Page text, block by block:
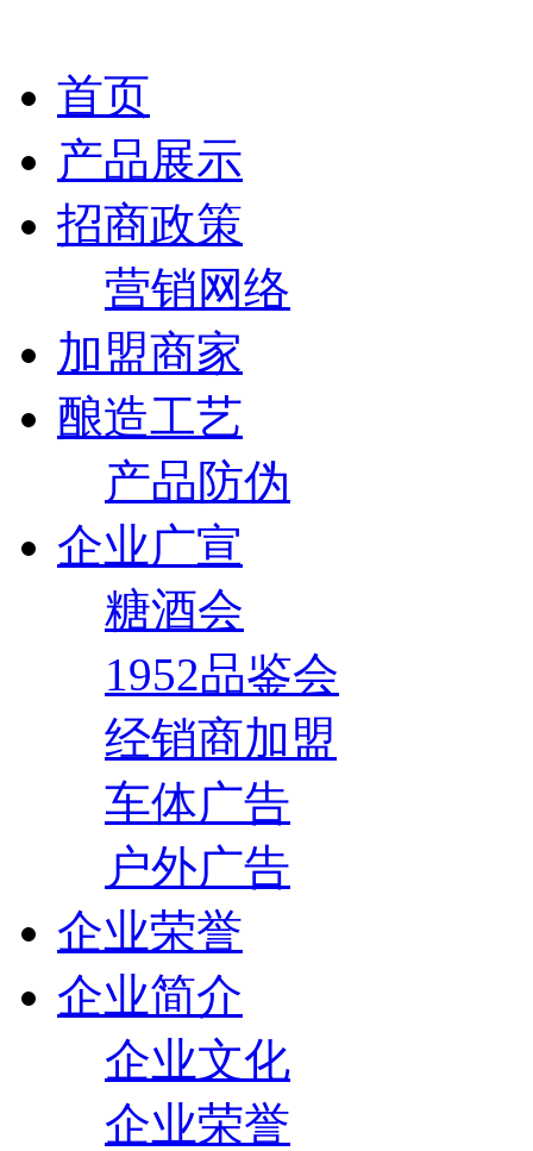
首页
产品展示
招商政策
营销网络
加盟商家
酿造工艺
产品防伪
企业广宣
糖酒会
1952品鉴会
经销商加盟
车体广告
户外广告
企业荣誉
企业简介
企业文化
企业荣誉